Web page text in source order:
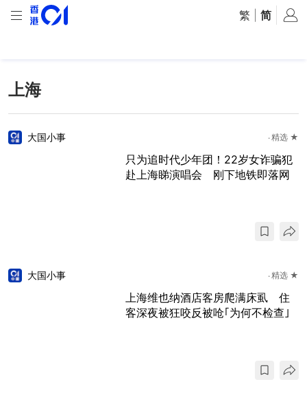
繁 简
上海
大国小事 精选 ★
只为追时代少年团！22岁女诈骗犯
赴上海睇演唱会 刚下地铁即落网
大国小事 精选 ★
上海维也纳酒店客房爬满床虱 住
客深夜被狂咬反被呛｢为何不检查｣